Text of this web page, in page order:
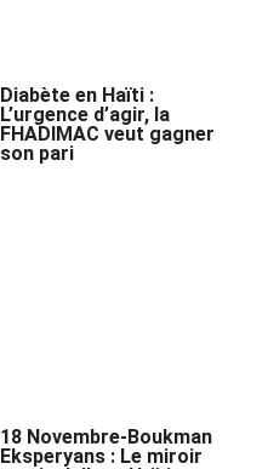
Diabète en Haïti :
L’urgence d’agir, la
FHADIMAC veut gagner
son pari
18 Novembre-Boukman
Eksperyans : Le miroir